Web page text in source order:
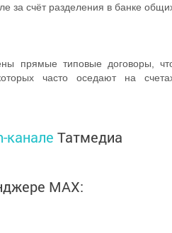
за счёт разделения в банке
прямые типовые договоры,
часто оседают на
канале Татмедиа
MАХ: